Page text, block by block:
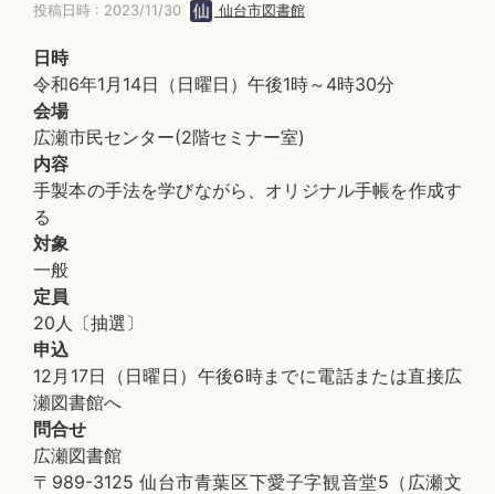
投稿日時 : 2023/11/30 仙台市図書館
日時
令和6年1月14日（日曜日）午後1時～4時30分
会場
広瀬市民センター(2階セミナー室)
内容
手製本の手法を学びながら、オリジナル手帳を作成す
る
対象
一般
定員
20人〔抽選〕
申込
12月17日（日曜日）午後6時までに電話または直接広
瀬図書館へ
問合せ
広瀬図書館
〒989-3125 仙台市青葉区下愛子字観音堂5（広瀬文